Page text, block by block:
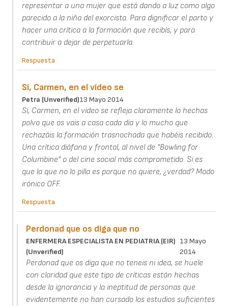
representar a una mujer que está dando a luz como algo
parecido a la niña del exorcista. Para dignificar el parto y
hacer una crítica a la formación que recibís, y para
contribuir a dejar de perpetuarla.
Respuesta
Sí, Carmen, en el vídeo se
Petra (unverified)13 Mayo 2014
Sí, Carmen, en el vídeo se refleja claramente lo hechas
polvo que os vais a casa cada día y lo mucho que
rechazáis la formación trasnochada que habéis recibido.
Una crítica diáfana y frontal, al nivel de "Bowling for
Columbine" o del cine social más comprometido. Si es
que la que no lo pilla es porque no quiere, ¿verdad? Modo
irónico OFF.
Respuesta
Perdonad que os diga que no
ENFERMERA ESPECIALISTA EN PEDIATRIA (EIR)
(unverified)
13 Mayo
2014
Perdonad que os diga que no teneis ni idea, se huele
con claridad que este tipo de críticas están hechas
desde la ignorancia y la ineptitud de personas que
evidentemente no han cursado los estudios suficientes